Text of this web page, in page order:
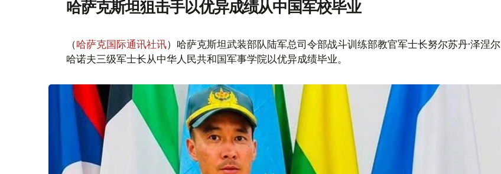
哈萨克斯坦狙击手以优异成绩从中国军校毕业
（哈萨克国际通讯社讯）哈萨克斯坦武装部队陆军总司令部战斗训练部教官军士长努尔苏丹·泽涅尔
哈诺夫三级军士长从中华人民共和国军事学院以优异成绩毕业。